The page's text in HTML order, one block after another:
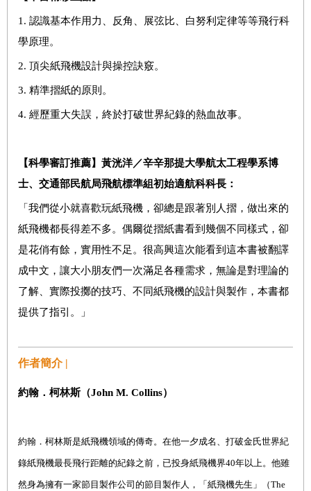
1. 認識基本作用力、反角、展弦比、白努利定律等等飛行科
學原理。
2. 頂尖紙飛機設計與操控訣竅。
3. 精準摺紙的原則。
4. 經歷重大失誤，終於打破世界紀錄的熱血故事。
【科學審訂推薦】黃洸洋／辛辛那提大學航太工程學系博
士、交通部民航局飛航標準組初始適航科科長：
「我們從小就喜歡玩紙飛機，卻總是跟著別人摺，做出來的
紙飛機都長得差不多。偶爾從摺紙書看到幾個不同樣式，卻
是花俏有餘，實用性不足。很高興這次能看到這本書被翻譯
成中文，讓大小朋友們一次滿足各種需求，無論是對理論的
了解、實際投擲的技巧、不同紙飛機的設計與製作，本書都
提供了指引。」
作者簡介 |
約翰．柯林斯（John M. Collins）
約翰．柯林斯是紙飛機領域的傳奇。在他一夕成名、打破金氏世界紀
錄紙飛機最長飛行距離的紀錄之前，已投身紙飛機界40年以上。他雖
然身為擁有一家節目製作公司的節目製作人，「紙飛機先生」（The